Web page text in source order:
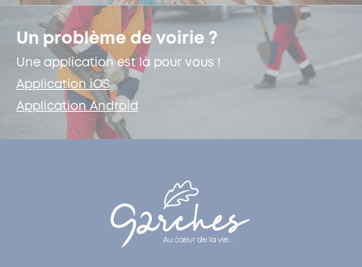
Un problème de voirie ?
Une application est là pour vous !
Application iOS
Application Android